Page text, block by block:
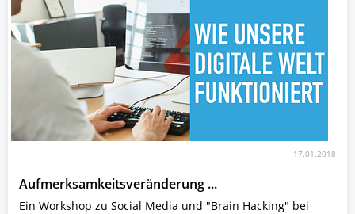
17.01.2018
Aufmerksamkeitsveränderung ...
Ein Workshop zu Social Media und "Brain Hacking" bei